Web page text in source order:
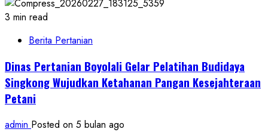
3 min read
Berita Pertanian
Dinas Pertanian Boyolali Gelar Pelatihan Budidaya
Singkong Wujudkan Ketahanan Pangan Kesejahteraan
Petani
admin Posted on 5 bulan ago